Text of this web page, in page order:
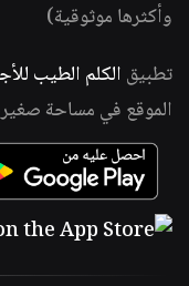
وأكثرها موثوقية)
تطبيق الكلم الطيب
الموقع في مساحة